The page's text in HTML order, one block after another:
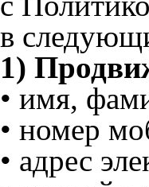
в
1)
• имя,
• номер
• адрес